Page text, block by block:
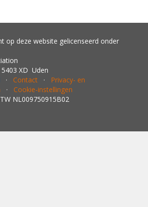
op deze website gelicenseerd onder
XD Uden
· Contact · Privacy- en
· Cookie-instellingen
NL009750915B02